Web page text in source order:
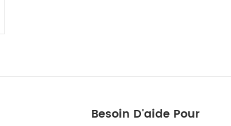
Besoin D'aide Pour